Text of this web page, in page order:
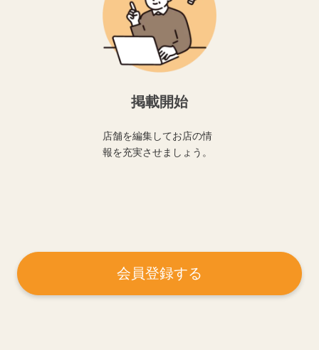
掲載開始
店舗を編集してお店の情
報を充実させましょう。
会員登録する